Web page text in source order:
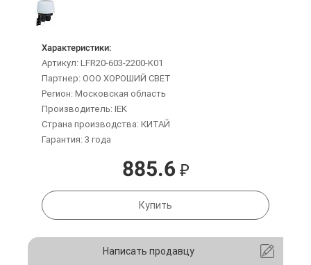
Характеристики:
Артикул: LFR20-603-2200-K01
Партнер: ООО ХОРОШИЙ СВЕТ
Регион: Московская область
Производитель: IEK
Страна производства: КИТАЙ
Гарантия: 3 года
885.6 ₽
Купить
Написать продавцу